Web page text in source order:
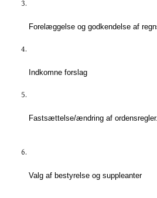
Forelæggelse og godkendelse af
Indkomne forslag
Fastsættelse/ændring af ordensregler.
Valg af bestyrelse og suppleanter